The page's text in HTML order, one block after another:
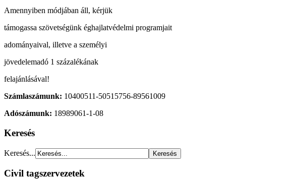
Amennyiben módjában áll, kérjük
támogassa szövetségünk éghajlatvédelmi programjait
adományaival, illetve a személyi
jövedelemadó 1 százalékának
felajánlásával!
Számlaszámunk: 10400511-50515756-89561009
Adószámunk: 18989061-1-08
Keresés
Keresés...
Civil tagszervezetek